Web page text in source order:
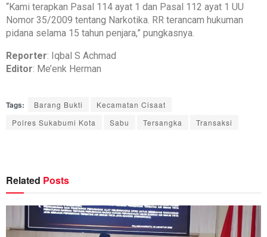
“Kami terapkan Pasal 114 ayat 1 dan Pasal 112 ayat 1 UU
Nomor 35/2009 tentang Narkotika. RR terancam hukuman
pidana selama 15 tahun penjara,” pungkasnya.
Reporter: Iqbal S Achmad
Editor: Me’enk Herman
Tags: Barang Bukti
Kecamatan Cisaat
Polres Sukabumi Kota
Sabu Tersangka Transaksi
Related Posts